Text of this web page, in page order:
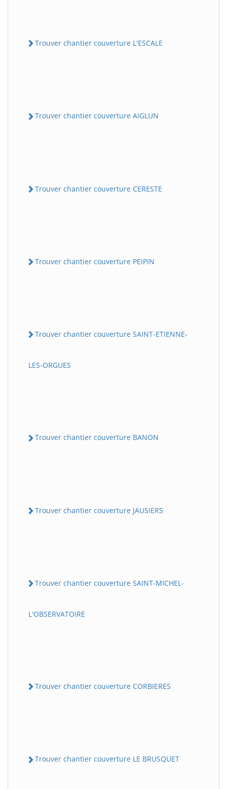
Trouver chantier couverture L'ESCALE
Trouver chantier couverture AIGLUN
Trouver chantier couverture CERESTE
Trouver chantier couverture PEIPIN
Trouver chantier couverture SAINT-ETIENNE-
LES-ORGUES
Trouver chantier couverture BANON
Trouver chantier couverture JAUSIERS
Trouver chantier couverture SAINT-MICHEL-
L'OBSERVATOIRE
Trouver chantier couverture CORBIERES
Trouver chantier couverture LE BRUSQUET